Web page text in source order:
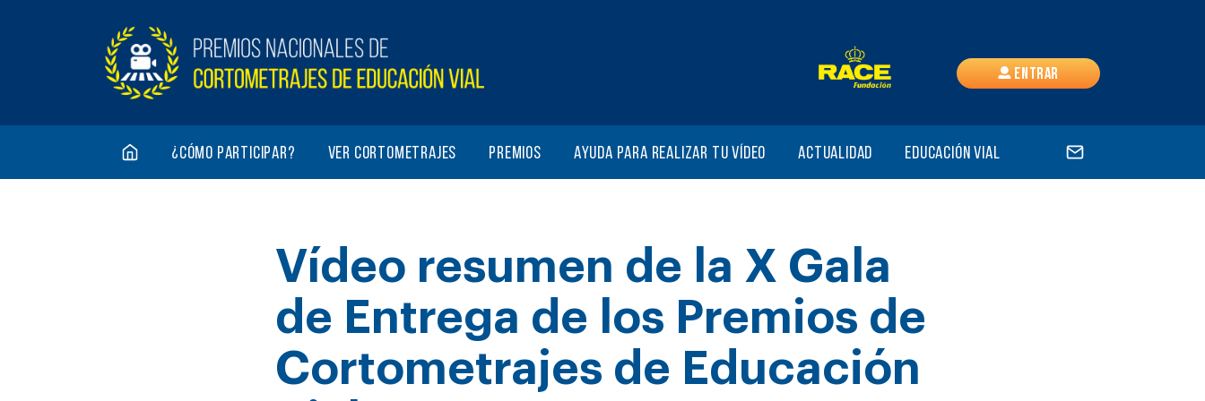
Entrar
¿Cómo participar? Ver cortometrajes Premios Ayuda para realizar tu vídeo Actualidad Educación vial
Vídeo resumen de la X Gala
de Entrega de los Premios de
Cortometrajes de Educación